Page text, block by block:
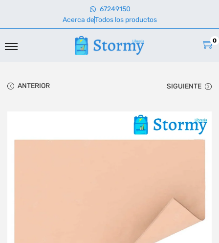
67249150
Acerca deTodos los productos
0
ANTERIOR SIGUIENTE